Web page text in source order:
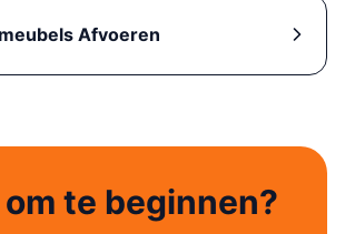
Afvoeren
om te beginnen?